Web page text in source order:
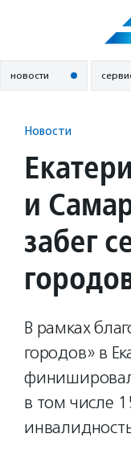
новости
Новости
и
забег
В рамках
городов» в
в том числе